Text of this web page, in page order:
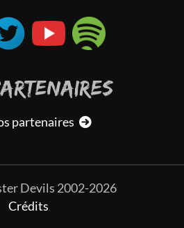
partenaires
Devils 2002-2026
Crédits